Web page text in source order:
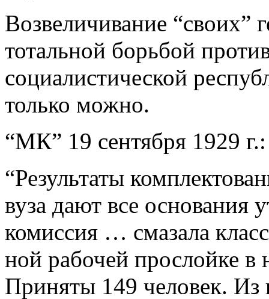
Возвеличивание “своих”
тотальной борьбой
социалистической
только можно.
“МК” 19 сентября 1929 г.:
“Результаты
вуза дают все основания
комиссия … смазала
ной рабочей прослойке
Приняты 149 человек. Из